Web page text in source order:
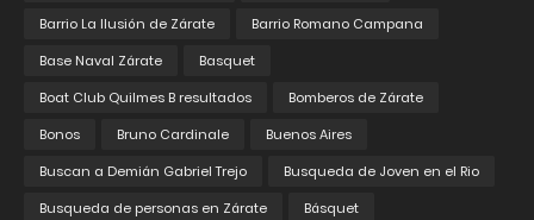
Barrio La Ilusión de Zárate
Barrio Romano Campana
Base Naval Zárate
Basquet
Boat Club Quilmes B resultados
Bomberos de Zárate
Bonos
Bruno Cardinale
Buenos Aires
Buscan a Demián Gabriel Trejo
Busqueda de Joven en el Rio
Busqueda de personas en Zárate
Básquet